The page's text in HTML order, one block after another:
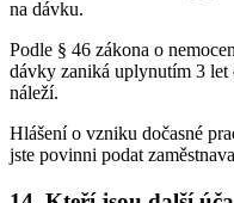
na dávku.
Podle § 46 zákona o
dávky zaniká uplynutím 3 let
náleží.
Hlášení o vzniku dočasné
jste povinni podat